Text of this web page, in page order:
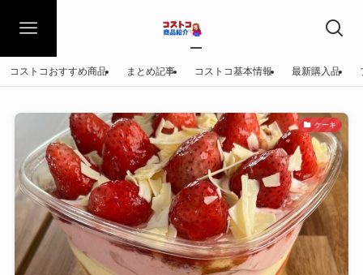
コストコおすすめ商品 まとめ記事 コストコ基本情報 最新購入品
ケーキ